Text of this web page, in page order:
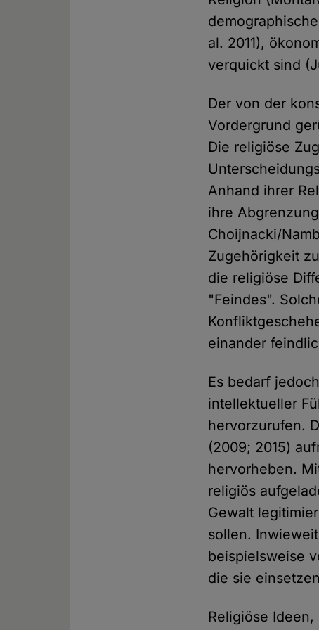
al. 2011),
verquickt sind
Der von der
Vordergrund
Die religiöse
Anhand ihrer
ihre
Choijnacki/
Zugehörigkeit
die religiöse
"Feindes".
einander
Es bedarf
intellektueller
hervorzurufen.
(2009; 2015)
hervorheben.
religiös
Gewalt
sollen.
beispielsweise
die sie
Religiöse